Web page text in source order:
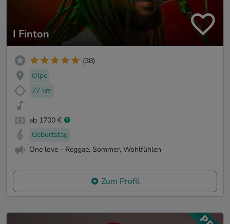
I Finton
(38)
Olpe
77 km
ab 1700 €
Geburtstag
One love - Reggae, Sommer, Wohlfühlen
Zum Profil